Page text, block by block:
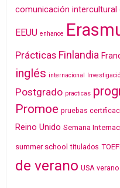
comunicación intercultural
EEUU enhance
Prácticas Finlandia
inglés internacional
Postgrado practicas
Promoe pruebas
Reino Unido Semana
summer school titulados
de verano USA verano